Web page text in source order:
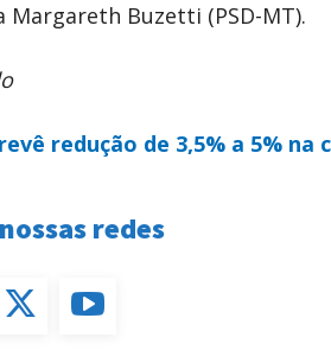
Margareth Buzetti (PSD-MT).
redução de 3,5% a 5% na
redes